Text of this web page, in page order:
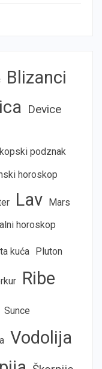
Blizanci
Device
podznak
horoskop
Lav Mars
horoskop
kuća Pluton
Ribe
Sunce
Vodolija